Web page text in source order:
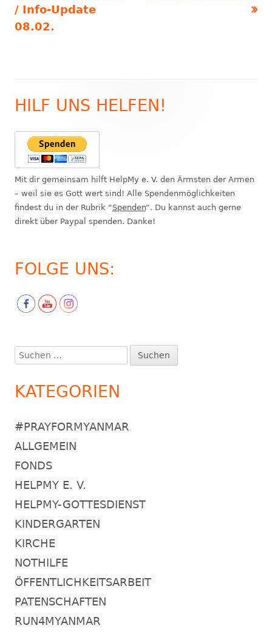
/ Info-Update
08.02.
Haupt-
Seitenleiste
HILF UNS HELFEN!
Mit dir gemeinsam hilft HelpMy e. V. den Ärmsten der Armen
– weil sie es Gott wert sind! Alle Spendenmöglichkeiten
findest du in der Rubrik “Spenden“. Du kannst auch gerne
direkt über Paypal spenden. Danke!
FOLGE UNS:
Suchen
nach:
KATEGORIEN
#PRAYFORMYANMAR
ALLGEMEIN
FONDS
HELPMY E. V.
HELPMY-GOTTESDIENST
KINDERGARTEN
KIRCHE
NOTHILFE
ÖFFENTLICHKEITSARBEIT
PATENSCHAFTEN
RUN4MYANMAR